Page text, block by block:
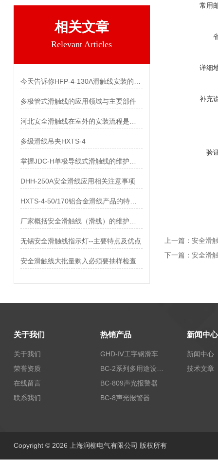
相关文章
Relevant Articles
多极管式滑触线的应用领域与主要部件
多级滑线吊夹HXTS-4
DHH-250A安全滑线应用相关注意事项
无锡安全滑触线指示灯--主要特点及优点
安全滑触线大批量购入必须要抽样检查
常用
详细
补充
验
上一篇： 安全滑
下一篇： 安全滑
关于我们
关于我们
荣誉资质
在线留言
联系我们
热销产品
GHD-Ⅳ工字钢滑车
BC-809声光报警器
BC-8声光报警器
新闻中心
新闻中心
技术文章
Copyright © 2026 上海润柳电气有限公司 版权所有